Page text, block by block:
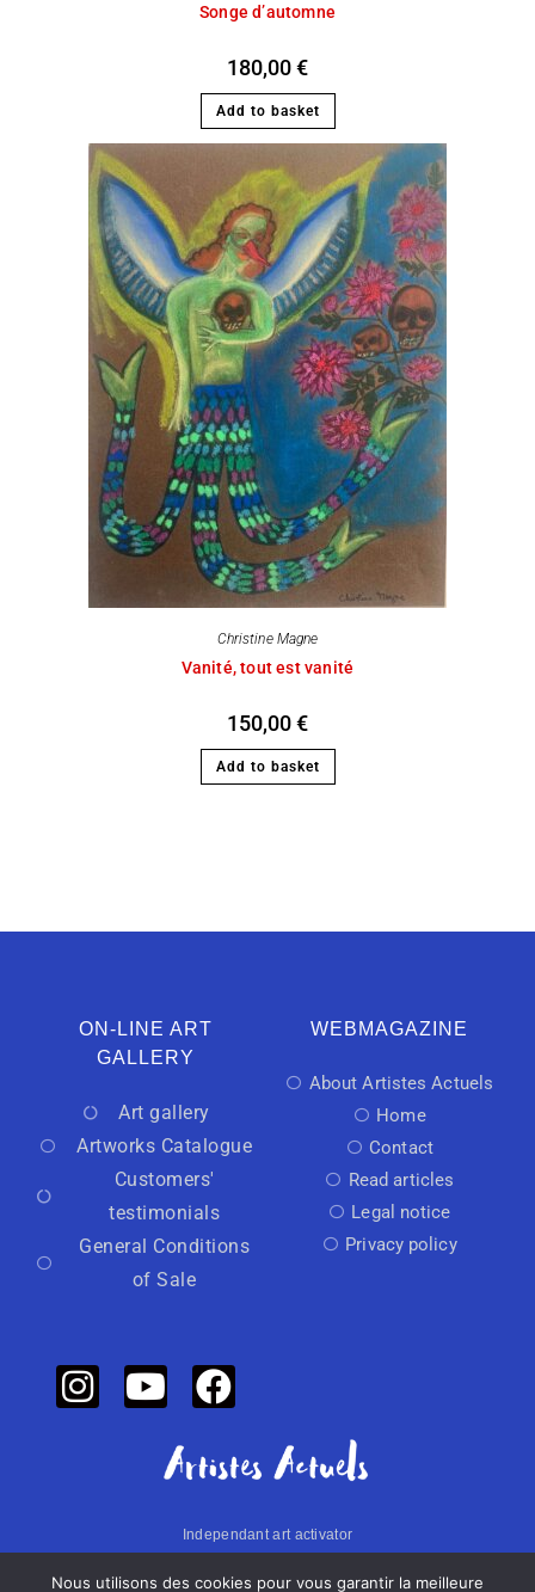
Songe d’automne
180,00€
Add to basket
Christine Magne
Vanité, tout est vanité
150,00€
Add to basket
ON-LINE ART
GALLERY
Art gallery
Artworks Catalogue
Customers'
testimonials
General Conditions
of Sale
WEBMAGAZINE
About Artistes Actuels
Home
Contact
Read articles
Legal notice
Privacy policy
Independant art activator
Nous utilisons des cookies pour vous garantir la meilleure